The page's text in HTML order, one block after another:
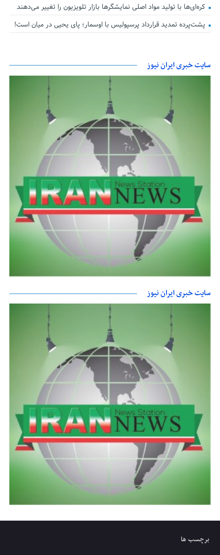
کره‌ای‌ها با تولید مواد اصلی نمایشگرها بازار تلویزیون را تغییر می‌دهند
پشت‌پرده تمدید قرارداد پرسپولیس با اوسمار؛ پای یحیی در میان است!
سایت خبری ایران نیوز
سایت خبری ایران نیوز
برچسب ها